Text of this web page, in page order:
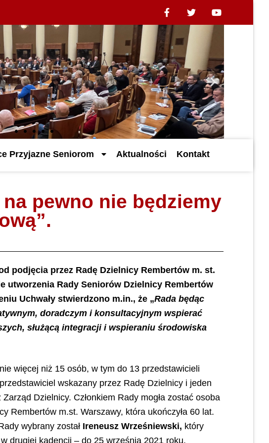
Przyjazne Seniorom Aktualności Kontakt
pewno nie będziemy
podjęcia przez Radę Dzielnicy Rembertów m. st.
utworzenia Rady Seniorów Dzielnicy Rembertów
Uchwały stwierdzono m.in., że „Rada będąc
doradczym i konsultacyjnym wspierać
służącą integracji i wspieraniu środowiska
więcej niż 15 osób, w tym do 13 przedstawicieli
wskazany przez Radę Dzielnicy i jeden
Dzielnicy. Członkiem Rady mogła zostać osoba
Rembertów m.st. Warszawy, która ukończyła 60 lat.
wybrany został Ireneusz Wrześniewski, który
drugiej kadencji – do 25 września 2021 roku.